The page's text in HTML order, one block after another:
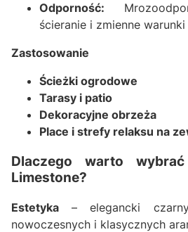
Odporność:
ścieranie i zmienne
Zastosowanie
Ścieżki ogrodowe
Tarasy i patio
Dekoracyjne obrzeża
Place i strefy relaksu na
Dlaczego warto
Limestone?
Estetyka – elegancki
nowoczesnych i klasycznych